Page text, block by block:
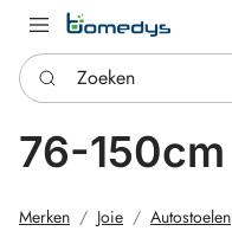
Zoeken
76-150cm
Merken Joie Autostoelen